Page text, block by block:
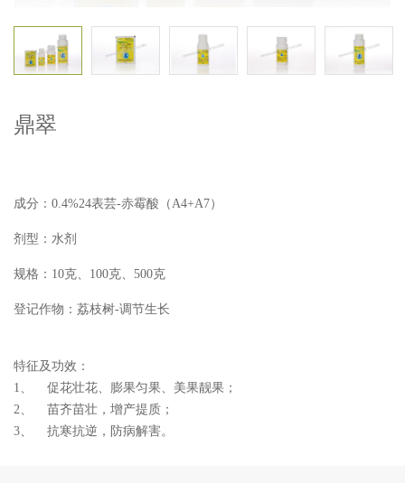
鼎翠
成分：0.4%24表芸-赤霉酸（A4+A7）
剂型：水剂
规格：10克、100克、500克
登记作物：荔枝树-调节生长
特征及功效：
1、 促花壮花、膨果匀果、美果靓果；
2、 苗齐苗壮，增产提质；
3、 抗寒抗逆，防病解害。